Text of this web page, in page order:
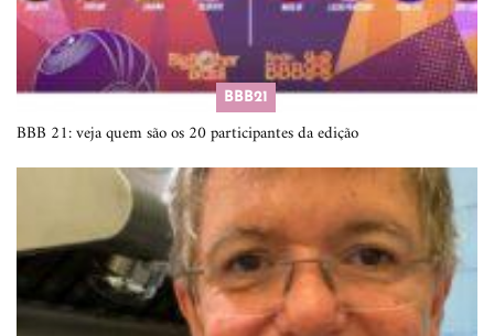
BBB21
BBB 21: veja quem são os 20 participantes da edição